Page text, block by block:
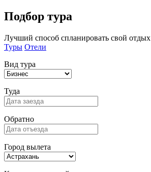
Подбор тура
Лучший способ спланировать свой отдых
Туры Отели
Вид тура
Туда
Обратно
Город вылета